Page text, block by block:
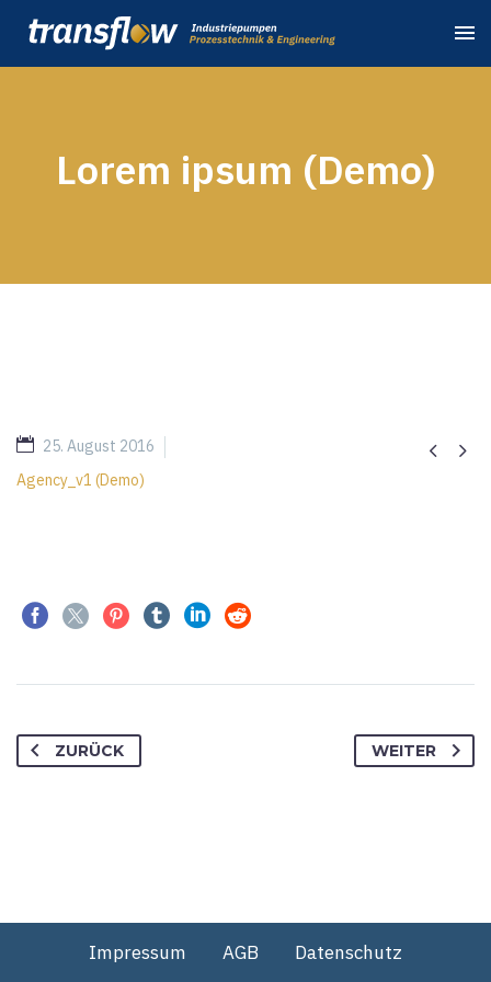
Lorem ipsum (Demo)
 
25. August 2016
Agency_v1 (Demo)
ZURÜCK WEITER
Impressum AGB Datenschutz